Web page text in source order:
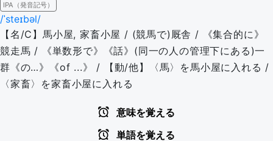
IPA（発音記号）
/ˈsteɪbəl/
【名/C】馬小屋, 家畜小屋 / (競馬で)厩舎 / 《集合的に》
競走馬 / 《単数形で》《話》(同一の人の管理下にある)一
群《の…》《of ...》 / 【動/他】〈馬〉を馬小屋に入れる /
〈家畜〉を家畜小屋に入れる
意味を覚える
単語を覚える